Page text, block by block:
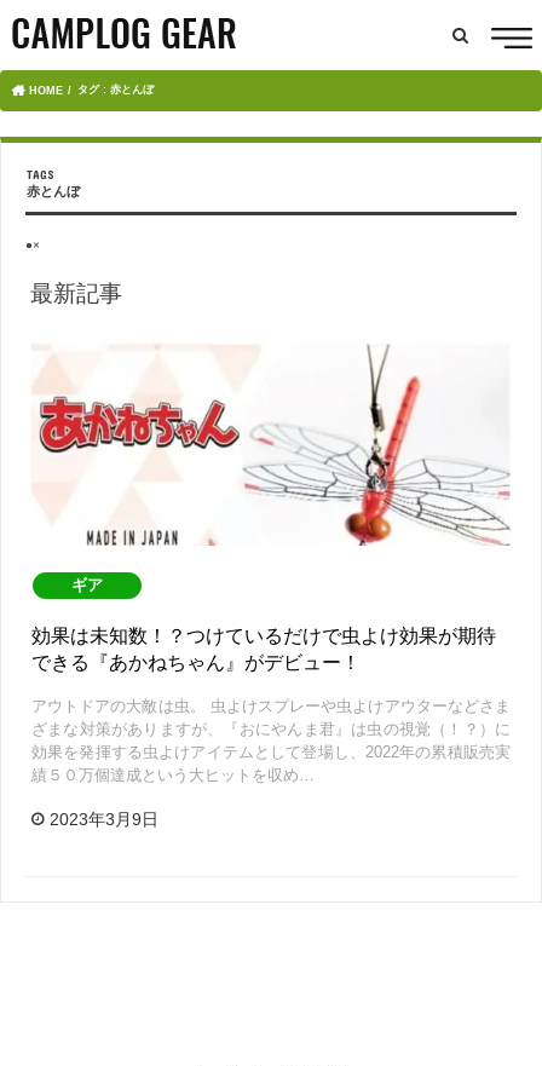
HOME タグ : 赤とんぼ
赤とんぼ
●×
最新記事
ギア
効果は未知数！？つけているだけで虫よけ効果が期待
できる『あかねちゃん』がデビュー！
アウトドアの大敵は虫。 虫よけスプレーや虫よけアウターなどさま
ざまな対策がありますが、『おにやんま君』は虫の視覚（！？）に
効果を発揮する虫よけアイテムとして登場し、2022年の累積販売実
績５０万個達成という大ヒットを収め…
2023年3月9日